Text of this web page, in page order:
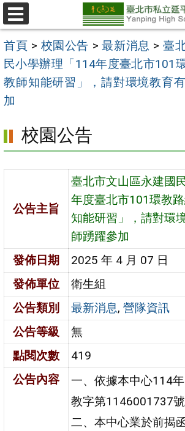
跳
至
主
要
內
容
選
單
首頁 > 校園公告 >最新消息 > 臺
民小學辦理「114年度臺北市101
教師知能研習」，請對環境教育
加
校園公告
公告主旨
臺北市文山區永建國
年度臺北市101環教
知能研習」，請對環
師踴躍參加
發佈日期
2025 年 4 月 07 日
發佈單位
衛生組
公告類別
最新消息,營隊資訊
公告等級
無
點閱次數
419
公告內容
一、依據本中心114
教字第1146001737號
二、本中心業於前揭